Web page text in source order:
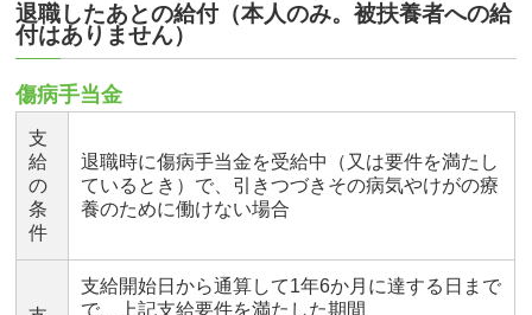
退職したあとの給付（本人のみ。被扶養者への給
付はありません）
傷病手当金
支
給
の
条
件
退職時に傷病手当金を受給中（又は要件を満たし
ているとき）で、引きつづきその病気やけがの療
養のために働けない場合
支給開始日から通算して1年6か月に達する日まで
で、上記支給要件を満たした期間